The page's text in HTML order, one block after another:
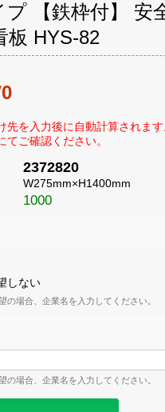
【鉄枠付】 安
板 HYS-82
2372820
W275mm×H1400mm
1000
しない
の場合、企業名を入力してください。
の場合、企業名を入力してください。